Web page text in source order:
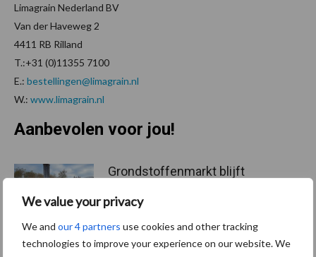
We value your privacy
We and our 4 partners use cookies and other tracking
technologies to improve your experience on our website. We
Limagrain Nederland BV
Van der Haveweg 2
4411 RB Rilland
T.:+31 (0)11355 7100
E.: bestellingen@limagrain.nl
W.: www.limagrain.nl
Aanbevolen voor jou!
Grondstoffenmarkt blijft
geopolitiek houden handel